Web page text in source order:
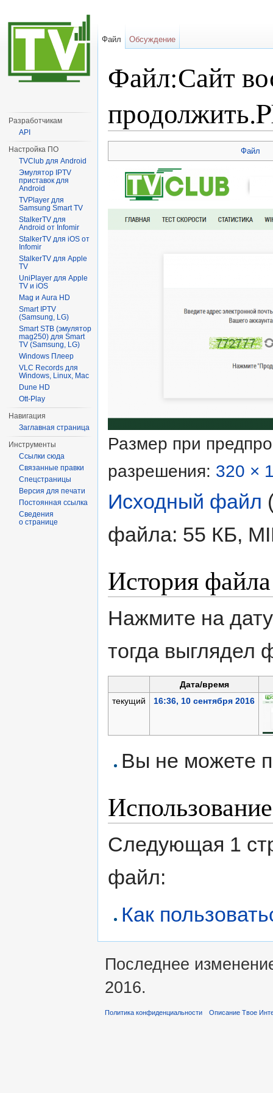
Файл:Сайт
Файл
Размер при
разрешения: 320 ×
Исходный файл
файла: 55 КБ,
История файла
Нажмите на
тогда выглядел
Дата/время
текущий
16:36, 10 сентября 2016
Вы не можете
Следующая 1
файл:
Как
Файл Обсуждение
Разработчикам
API
Настройка ПО
TVClub для Android
Эмулятор IPTV
приставок для
Android
TVPlayer для
Samsung Smart TV
StalkerTV для
Android от Infomir
StalkerTV для iOS от
Infomir
StalkerTV для Apple
TV
UniPlayer для Apple
TV и iOS
Mag и Aura HD
Smart IPTV
(Samsung, LG)
Smart STB (эмулятор
mag250) для Smart
TV (Samsung, LG)
Windows Плеер
VLC Records для
Windows, Linux, Mac
Dune HD
Ott-Play
Навигация
Заглавная страница
Инструменты
Ссылки сюда
Связанные правки
Спецстраницы
Версия для печати
Постоянная ссылка
Сведения
о странице
Последнее
2016.
Политика конфиденциальности Описание Твое